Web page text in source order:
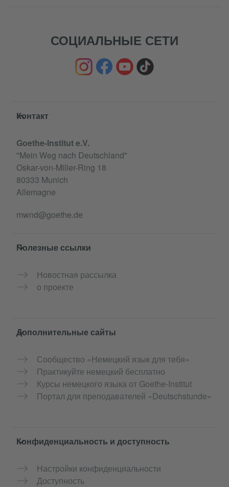
СОЦИАЛЬНЫЕ СЕТИ
Service- und Informationsbereich
Контакт
Goethe-Institut e.V.
"Mein Weg nach Deutschland"
Oskar-von-Miller-Ring 18
80333 Munich
Allemagne
mwnd@goethe.de
Полезные ссылки
Новостная рассылка
о проекте
Дополнительные сайты
Сообщество «Немецкий язык для тебя»
Практикуйте немецкий бесплатно
Курсы немецкого языка от Goethe-Institut
Портал для преподавателей «Deutschstunde»
Конфиденциальность и доступность
Настройки конфиденциальности
Доступность